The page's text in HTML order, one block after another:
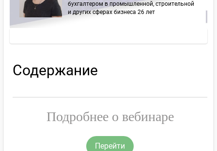
бухгалтером в промышленной, строительной
и других сферах бизнеса 26 лет
Содержание
Подробнее о вебинаре
Перейти